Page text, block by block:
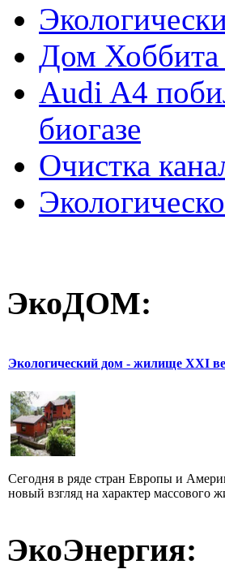
Дом Хоббита
Audi A4
биогазе
Очистка
ЭкоДОМ:
Экологический дом - жилище XXI
Сегодня в ряде стран Европы и
новый взгляд на характер массового
ЭкоЭнергия: